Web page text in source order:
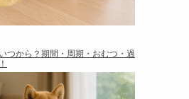
つから？期間・周期・おむつ・過